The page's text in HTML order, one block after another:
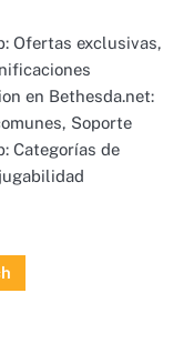
Ofertas exclusivas,
en Bethesda.net:
Soporte
Categorías de